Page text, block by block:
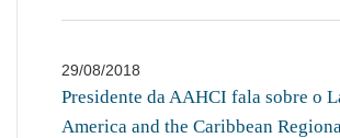
29/08/2018
Presidente da AAHCI fala sobre o
America and the Caribbean